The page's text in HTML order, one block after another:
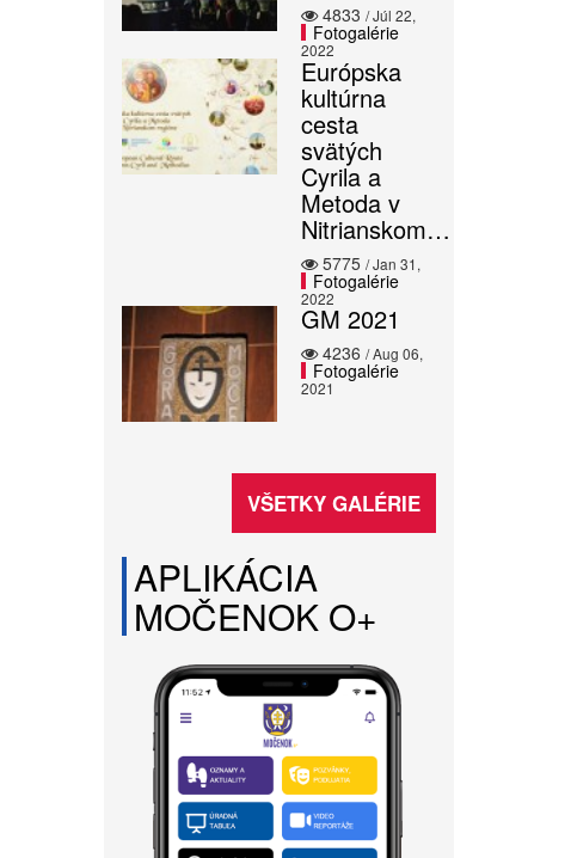
4833
Fotogalérie
/ Júl 22,
2022
Európska
kultúrna
cesta
svätých
Cyrila a
Metoda v
Nitrianskom…
5775
Fotogalérie
/ Jan 31,
2022
GM 2021
4236
Fotogalérie
/ Aug 06,
2021
VŠETKY GALÉRIE
APLIKÁCIA
MOČENOK O+